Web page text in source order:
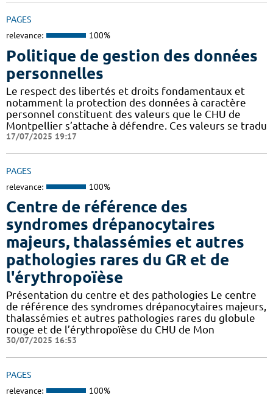
PAGES
relevance: 100%
Politique de gestion des données
personnelles
Le respect des libertés et droits fondamentaux et
notamment la protection des données à caractère
personnel constituent des valeurs que le CHU de
Montpellier s’attache à défendre. Ces valeurs se tradu
17/07/2025 19:17
PAGES
relevance: 100%
Centre de référence des
syndromes drépanocytaires
majeurs, thalassémies et autres
pathologies rares du GR et de
l'érythropoïèse
Présentation du centre et des pathologies Le centre
de référence des syndromes drépanocytaires majeurs,
thalassémies et autres pathologies rares du globule
rouge et de l’érythropoïèse du CHU de Mon
30/07/2025 16:53
PAGES
relevance: 100%